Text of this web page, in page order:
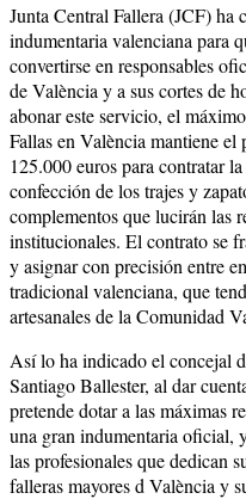
Junta Central Fallera (JCF) ha
indumentaria valenciana para
convertirse en responsables
de València y a sus cortes de
abonar este servicio, el
Fallas en València mantiene el
125.000 euros para contratar
confección de los trajes y
complementos que lucirán las
institucionales. El contrato se
y asignar con precisión entre
tradicional valenciana, que
artesanales de la Comunidad
Así lo ha indicado el concejal
Santiago Ballester, al dar
pretende dotar a las máximas
una gran indumentaria oficial,
las profesionales que dedican
falleras mayores d València y